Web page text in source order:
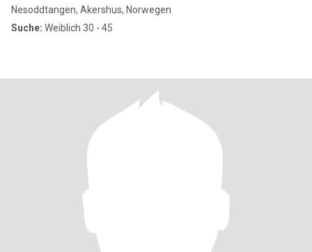
Nesoddtangen, Akershus, Norwegen
Suche: Weiblich 30 - 45